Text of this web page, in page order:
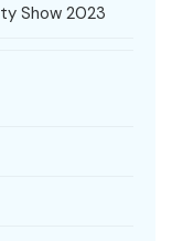
Show 2023